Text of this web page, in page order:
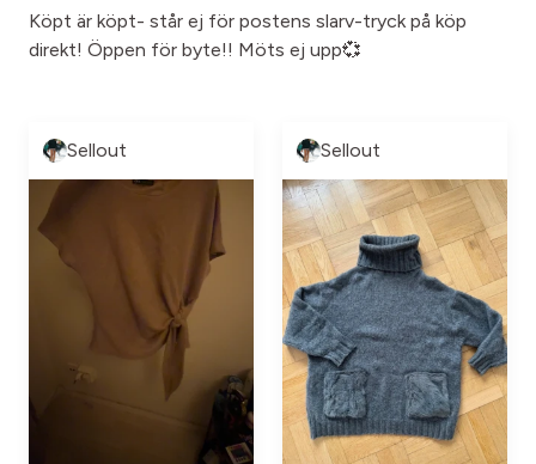
Köpt är köpt- står ej för postens slarv-tryck på köp
direkt! Öppen för byte!! Möts ej upp💞
Sellout Sellout